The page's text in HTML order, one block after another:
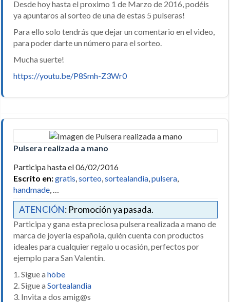
Desde hoy hasta el proximo 1 de Marzo de 2016, podéis
ya apuntaros al sorteo de una de estas 5 pulseras!
Para ello solo tendrás que dejar un comentario en el video,
para poder darte un número para el sorteo.
Mucha suerte!
https://youtu.be/P8Smh-Z3Wr0
Pulsera realizada a mano
Participa hasta el 06/02/2016
Escrito en:gratis sorteo sortealandia pulsera
handmade
ATENCIÓN: Promoción ya pasada.
Participa y gana esta preciosa pulsera realizada a mano de
marca de joyería española, quién cuenta con productos
ideales para cualquier regalo u ocasión, perfectos por
ejemplo para San Valentín.
1. Sigue a hõbe
2. Sigue a Sortealandia
3. Invita a dos amig@s